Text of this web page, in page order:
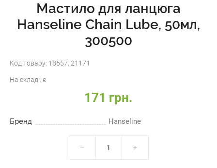
Мастило для ланцюга
Hanseline Chain Lube, 50мл,
300500
Код товару: 18657, 21171
На складі: є
171 грн.
Бренд Hanseline